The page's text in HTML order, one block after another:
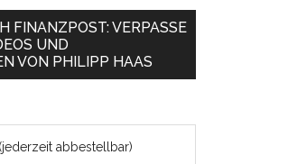
FINANZPOST: VERPASSE
UND
VON PHILIPP HAAS